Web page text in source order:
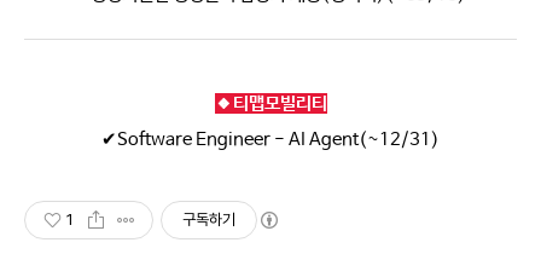
🔸티맵모빌리티
✔Software Engineer - AI Agent(~12/31)
1 구독하기